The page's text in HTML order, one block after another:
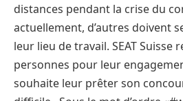
distances pendant la crise du
actuellement, d’autres doivent
leur lieu de travail. SEAT Suisse
personnes pour leur
souhaite leur prêter son